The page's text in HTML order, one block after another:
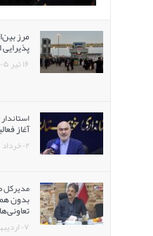
مرز
۱۶ تیر ۱۴۰۵
آغاز فعالیت ۲۴ ساعته
۰۲ خرداد ۱۴۰۵
مدیرکل
بدون
۰۷ اردیبهشت ۱۴۰۵